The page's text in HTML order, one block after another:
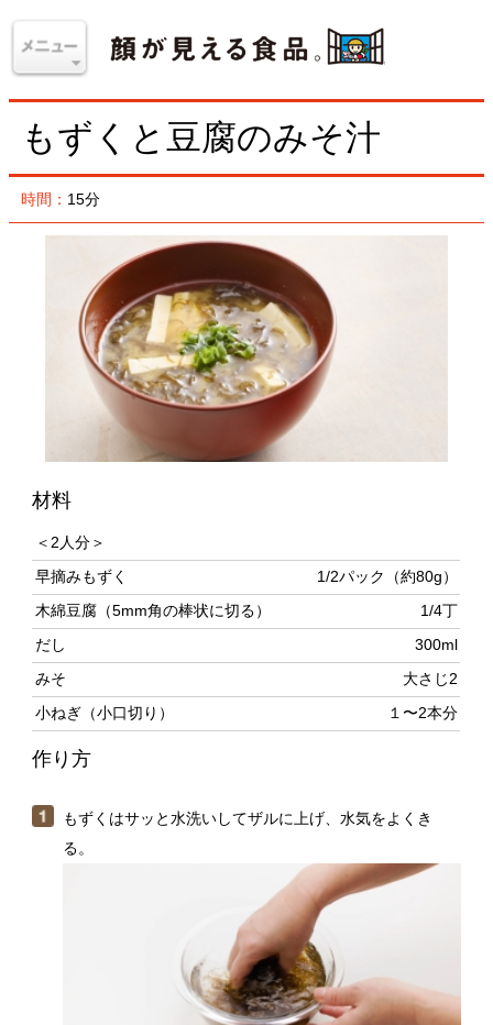
もずくと豆腐のみそ汁
時間：15分
早摘みもずく
木綿豆腐（5mm角の棒状に切る）
だし 300ml
みそ
小ねぎ（小口切り） １〜2本分
作り方
もずくはサッと水洗いしてザルに上げ、水気をよくき
る。
小鍋にだし、木綿豆腐を入れて中火にかけ、温める。